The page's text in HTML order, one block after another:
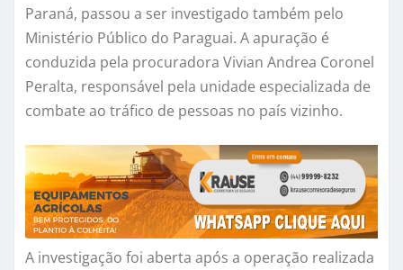
Paraná, passou a ser investigado também pelo
Ministério Público do Paraguai. A apuração é
conduzida pela procuradora Vivian Andrea Coronel
Peralta, responsável pela unidade especializada de
combate ao tráfico de pessoas no país vizinho.
A investigação foi aberta após a operação realizada